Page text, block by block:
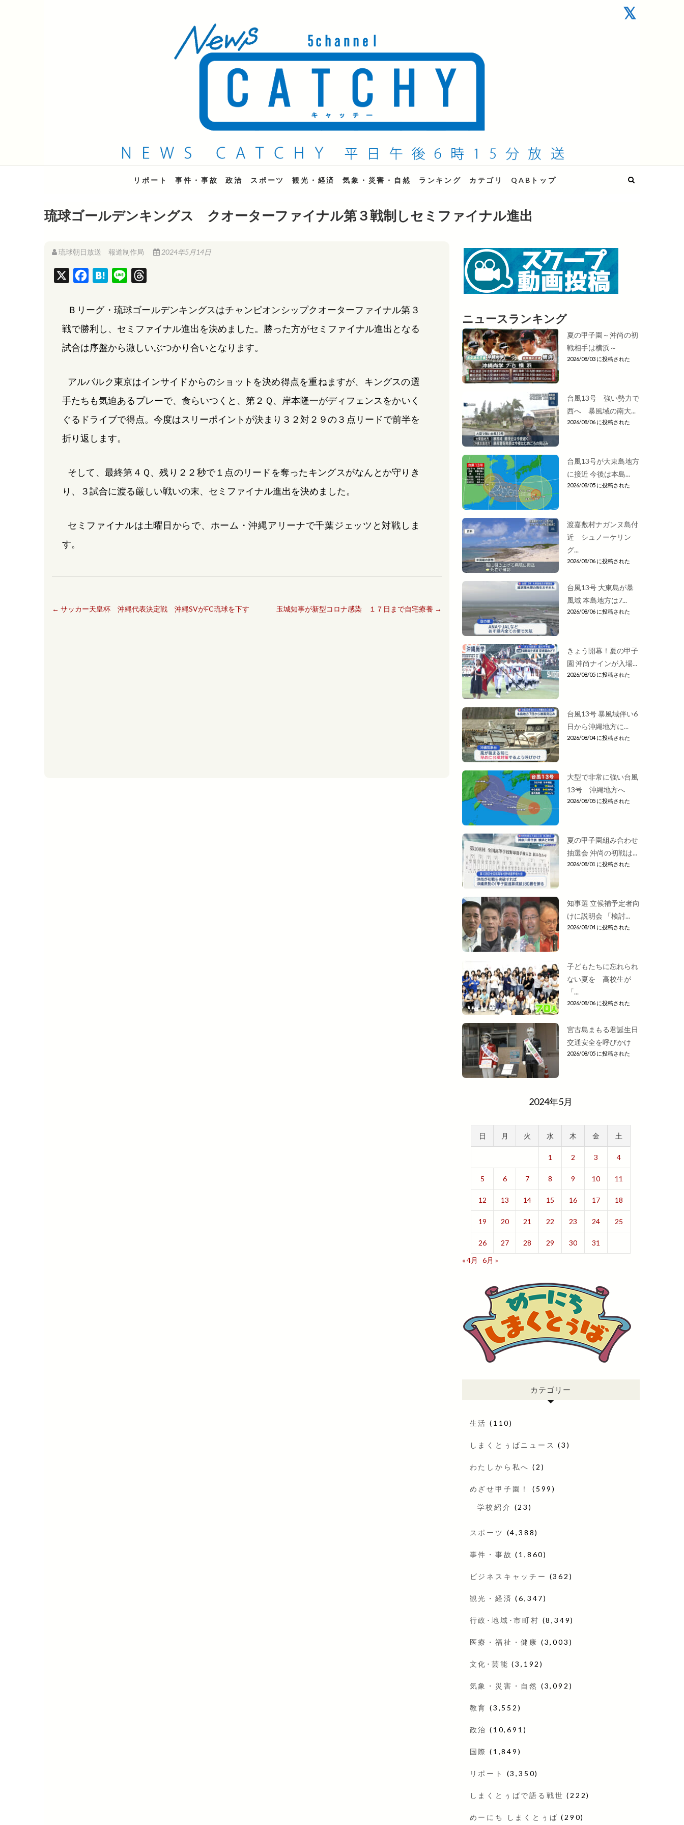
QAB NEWS Headline
キャッチー 月曜〜金曜 午後6時15分放送
リポート 事件・事故 政治 スポーツ 観光・経済 気象・災害・自然 ランキング カテゴリ QABトップ
琉球ゴールデンキングス クオーターファイナル第３戦制しセミファイナル進出
琉球朝日放送 報道制作局 2024年5月14日
b
o
k
H
n
a
n
a
d
Ｂリーグ・琉球ゴールデンキングスはチャンピオンシップクオーターファイナル第３
戦で勝利し、セミファイナル進出を決めました。勝った方がセミファイナル進出となる
試合は序盤から激しいぶつかり合いとなります。
アルバルク東京はインサイドからのショットを決め得点を重ねますが、キングスの選
手たちも気迫あるプレーで、食らいつくと、第２Ｑ、岸本隆一がディフェンスをかいく
ぐるドライブで得点。今度はスリーポイントが決まり３２対２９の３点リードで前半を
折り返します。
そして、最終第４Ｑ、残り２２秒で１点のリードを奪ったキングスがなんとか守りき
り、３試合に渡る厳しい戦いの末、セミファイナル進出を決めました。
セミファイナルは土曜日からで、ホーム・沖縄アリーナで千葉ジェッツと対戦しま
す。
← サッカー天皇杯 沖縄代表決定戦 沖縄SVがFC琉球を下す 玉城知事が新型コロナ感染 １７日まで自宅療養 →
ニュースランキング
夏の甲子園～沖尚の初
戦相手は横浜～
2026/08/03 に投稿された
台風13号 強い勢力で
西へ 暴風域の南大...
2026/08/06 に投稿された
台風13号が大東島地方
に接近 今後は本島...
2026/08/05 に投稿された
渡嘉敷村ナガンヌ島付
近 シュノーケリン
グ...
2026/08/06 に投稿された
台風13号 大東島が暴
風域 本島地方は7...
2026/08/06 に投稿された
きょう開幕！夏の甲子
園 沖尚ナインが入場...
2026/08/05 に投稿された
台風13号 暴風域伴い6
日から沖縄地方に...
2026/08/04 に投稿された
大型で非常に強い台風
13号 沖縄地方へ
2026/08/05 に投稿された
夏の甲子園組み合わせ
抽選会 沖尚の初戦は...
2026/08/01 に投稿された
知事選 立候補予定者向
けに説明会 「検討...
2026/08/04 に投稿された
子どもたちに忘れられ
ない夏を 高校生が
「...
2026/08/06 に投稿された
宮古島まもる君誕生日
交通安全を呼びかけ
2026/08/05 に投稿された
2024年5月
日 月 火 水 木 金 土
1 2 3 4
5 6 7 8 9 10 11
12 13 14 15 16 17 18
19 20 21 22 23 24 25
26 27 28 29 30
31
« 4月
6月 »
カテゴリー
生活 (110)
しまくとぅばニュース (3)
わたしから私へ (2)
めざせ甲子園！ (599)
学校紹介 (23)
スポーツ (4,388)
事件・事故 (1,860)
ビジネスキャッチー (362)
観光・経済 (6,347)
行政･地域･市町村 (8,349)
医療・福祉・健康 (3,003)
文化･芸能 (3,192)
気象・災害・自然 (3,092)
教育 (3,552)
政治 (10,691)
国際 (1,849)
リポート (3,350)
しまくとぅばで語る戦世 (222)
めーにち しまくとぅば (290)